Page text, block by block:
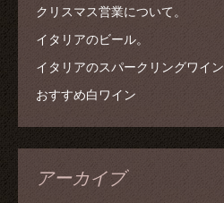
クリスマス営業について。
イタリアのビール。
イタリアのスパークリングワイン
おすすめ白ワイン
アーカイブ